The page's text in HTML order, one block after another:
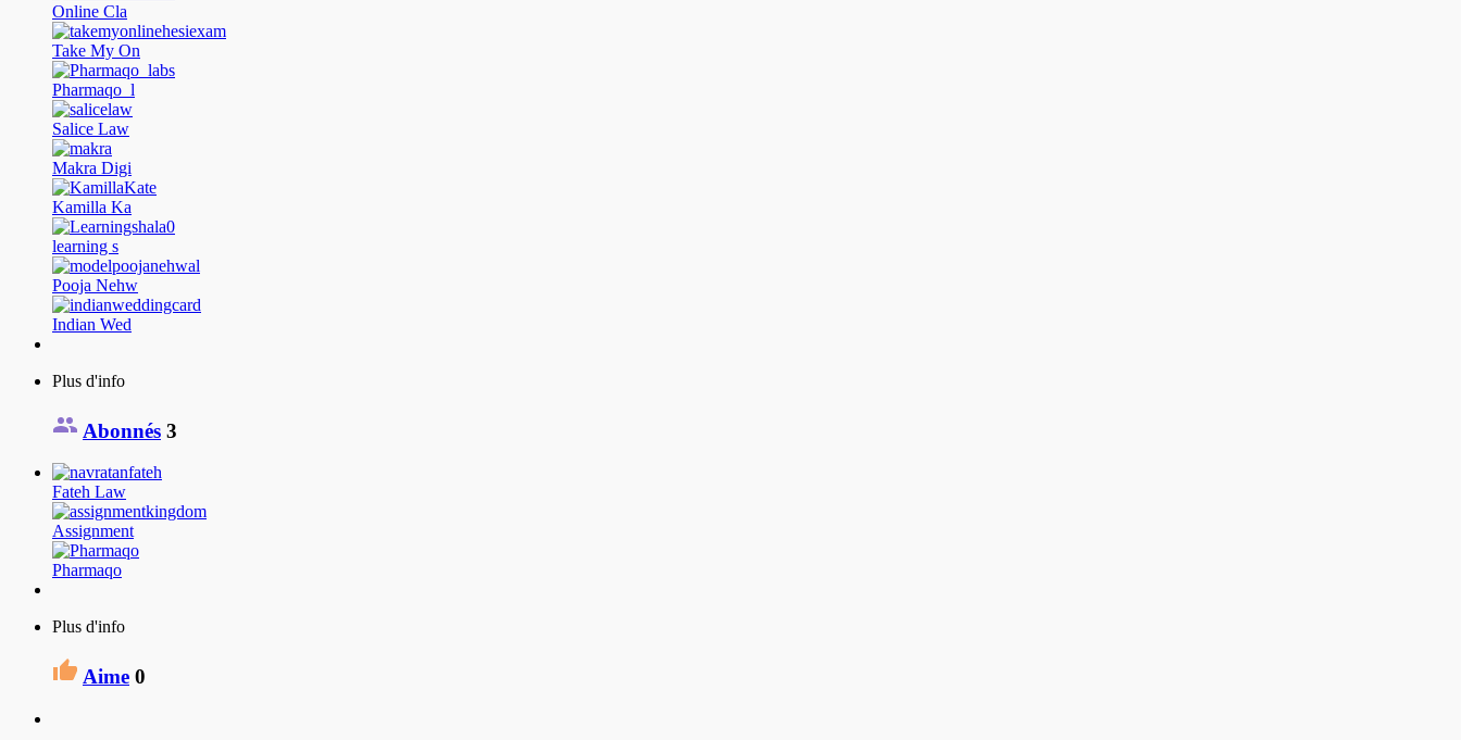
Online Cla
Take My On
Pharmaqo_l
Salice Law
Makra Digi
Kamilla Ka
learning s
Pooja Nehw
Indian Wed
Plus d'info
Abonnés 3
Fateh Law
Assignment
Pharmaqo
Plus d'info
Aime 0